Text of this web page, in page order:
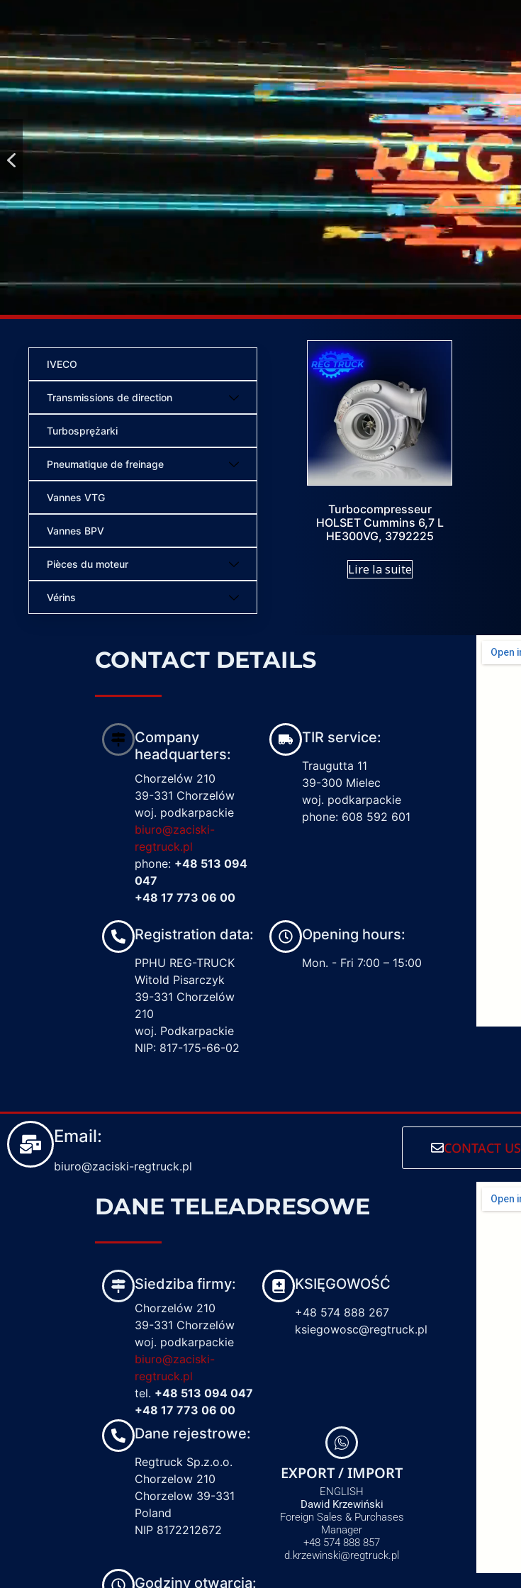
IVECO
Transmissions de direction
Turbosprężarki
Pneumatique de freinage
Vannes VTG
Vannes BPV
Pièces du moteur
Vérins
Turbocompresseur
HOLSET Cummins 6,7 L
HE300VG, 3792225
Lire la suite
CONTACT DETAILS
Company
headquarters:
Chorzelów 210
39-331 Chorzelów
woj. podkarpackie
biuro@zaciski-
regtruck.pl
phone: +48 513 094
047
+48 17 773 06 00
TIR service:
Traugutta 11
39-300 Mielec
woj. podkarpackie
phone: 608 592 601
Registration data:
PPHU REG-TRUCK
Witold Pisarczyk
39-331 Chorzelów
210
woj. Podkarpackie
NIP: 817-175-66-02
Opening hours:
Mon. - Fri 7:00 – 15:00
Email:
biuro@zaciski-regtruck.pl
CONTACT US
DANE TELEADRESOWE
Siedziba firmy:
Chorzelów 210
39-331 Chorzelów
woj. podkarpackie
biuro@zaciski-
regtruck.pl
tel. +48 513 094 047
+48 17 773 06 00
KSIĘGOWOŚĆ
+48 574 888 267
ksiegowosc@regtruck.pl
Dane rejestrowe:
Regtruck Sp.z.o.o.
Chorzelow 210
Chorzelow 39-331
Poland
NIP 8172212672
EXPORT / IMPORT
ENGLISH
Dawid Krzewiński
Foreign Sales & Purchases
Manager
+48 574 888 857
d.krzewinski@regtruck.pl
Godziny otwarcia: